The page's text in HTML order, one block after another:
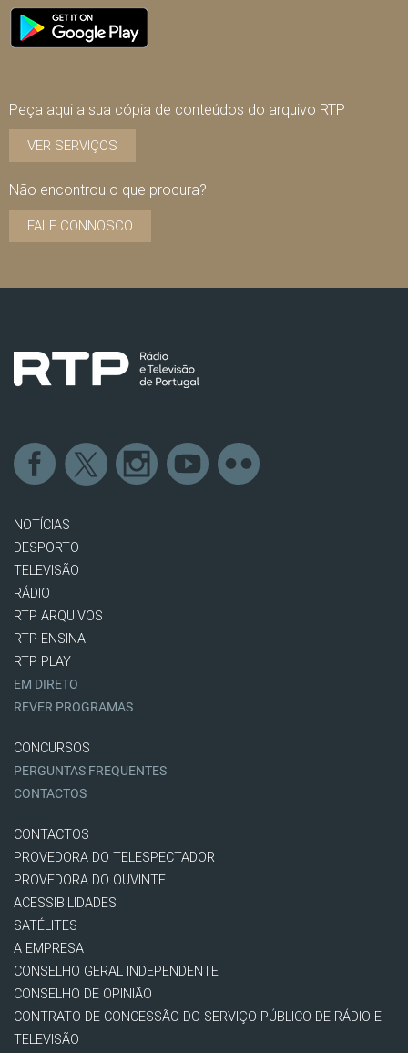
Peça aqui a sua cópia de conteúdos do arquivo RTP
VER SERVIÇOS
Não encontrou o que procura?
FALE CONNOSCO
NOTÍCIAS
DESPORTO
TELEVISÃO
RÁDIO
RTP ARQUIVOS
RTP ENSINA
RTP PLAY
EM DIRETO
REVER PROGRAMAS
CONCURSOS
PERGUNTAS FREQUENTES
CONTACTOS
CONTACTOS
PROVEDORA DO TELESPECTADOR
PROVEDORA DO OUVINTE
ACESSIBILIDADES
SATÉLITES
A EMPRESA
CONSELHO GERAL INDEPENDENTE
CONSELHO DE OPINIÃO
CONTRATO DE CONCESSÃO DO SERVIÇO PÚBLICO DE RÁDIO E
TELEVISÃO